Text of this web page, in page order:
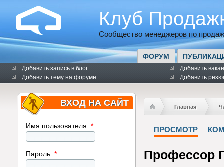
Клуб
Сообщество менеджеров по
ФОРУМ
Добавить запись в блог
Добавить тему на форуме
Добавить
Добавить
ВХОД НА САЙТ
Имя пользователя: *
Пароль: *
Главная
ПРОСМОТР
Профессор